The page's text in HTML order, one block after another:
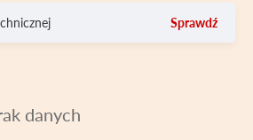
Sprawdź
danych